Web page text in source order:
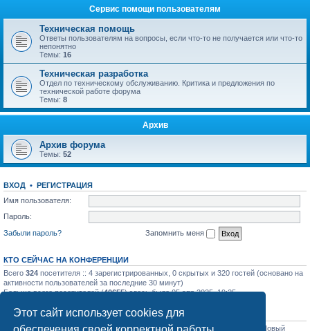
Этот сайт использует cookies для
Сервис помощи пользователям
Техническая помощь
Ответы пользователям на вопросы, если что-то не получается или что-то
непонятно
Темы: 16
Техническая разработка
Отдел по техническому обслуживанию. Критика и предложения по
технической работе форума
Темы: 8
Архив
Архив форума
Темы: 52
ВХОД • РЕГИСТРАЦИЯ
Имя пользователя:
Пароль:
Забыли пароль?
Запомнить меня
КТО СЕЙЧАС НА КОНФЕРЕНЦИИ
Всего 324 посетителя :: 4 зарегистрированных, 0 скрытых и 320 гостей (основано на
активности пользователей за последние 30 минут)
Больше всего посетителей (40655) здесь было 05 апр 2025, 19:25
СТАТИСТИКА
Всего сообщений:31758• Всего тем:1129• Всего пользователей: • Новый